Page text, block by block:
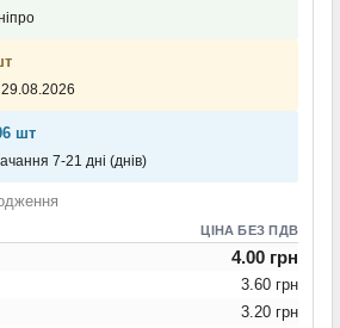
29.08.2026
шт
7-21 дні (днів)
ЦІНА БЕЗ ПДВ
4.00 грн
3.60 грн
3.20 грн